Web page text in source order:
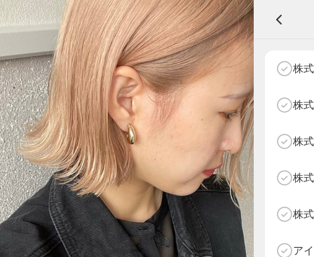
アパレル部門 物販部門
HOME
NEWS
ABOUT SOTY
投票方法
A
株
株
株
株
株
ア